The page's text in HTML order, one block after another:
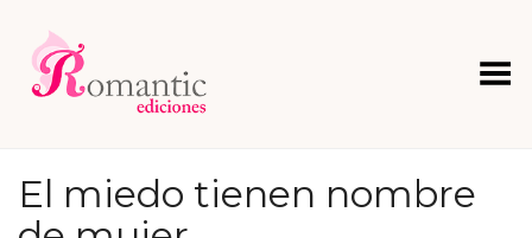
Menú
El miedo tienen nombre